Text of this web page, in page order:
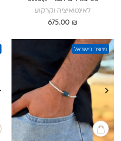
לאינטואיציה וקרקוע
675.00 ₪
מיוצר בישראל